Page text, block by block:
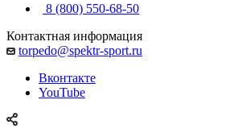
8 (800) 550-68-50
Контактная информация
torpedo@spektr-sport.ru
Вконтакте
YouTube